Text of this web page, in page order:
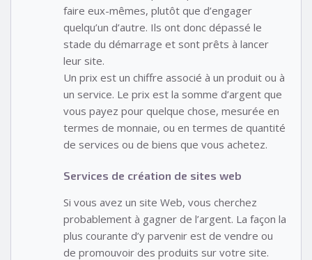
faire eux-mêmes, plutôt que d’engager
quelqu’un d’autre. Ils ont donc dépassé le
stade du démarrage et sont prêts à lancer
leur site.
Un prix est un chiffre associé à un produit ou à
un service. Le prix est la somme d’argent que
vous payez pour quelque chose, mesurée en
termes de monnaie, ou en termes de quantité
de services ou de biens que vous achetez.
Services de création de sites web
Si vous avez un site Web, vous cherchez
probablement à gagner de l’argent. La façon la
plus courante d’y parvenir est de vendre ou
de promouvoir des produits sur votre site.